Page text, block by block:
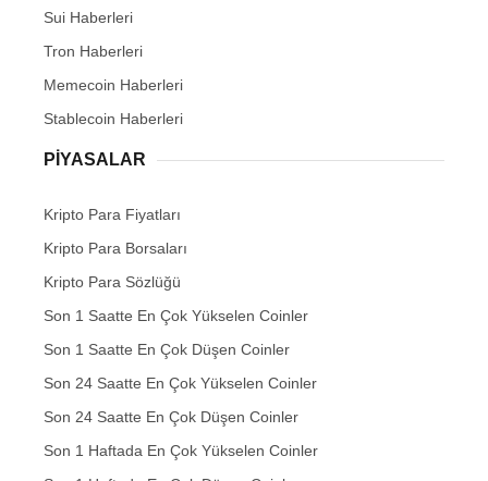
Sui Haberleri
Tron Haberleri
Memecoin Haberleri
Stablecoin Haberleri
PIYASALAR
Kripto Para Fiyatları
Kripto Para Borsaları
Kripto Para Sözlüğü
Son 1 Saatte En Çok Yükselen Coinler
Son 1 Saatte En Çok Düşen Coinler
Son 24 Saatte En Çok Yükselen Coinler
Son 24 Saatte En Çok Düşen Coinler
Son 1 Haftada En Çok Yükselen Coinler